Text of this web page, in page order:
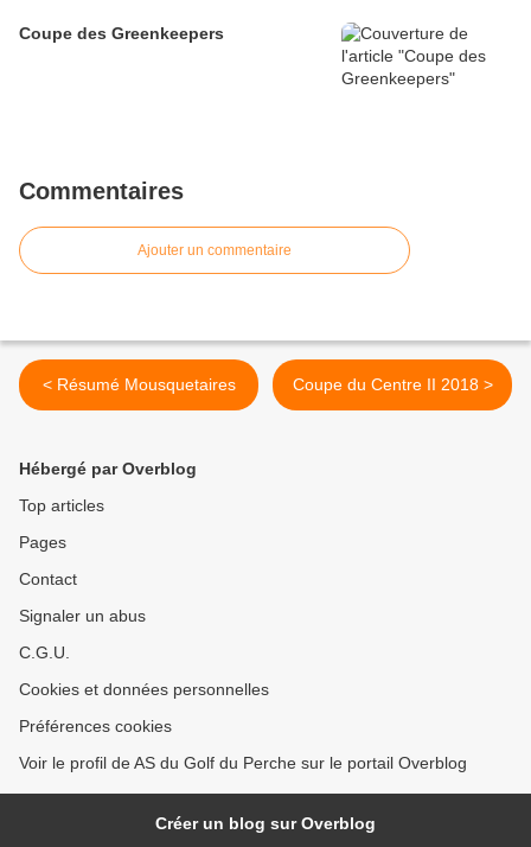
Coupe des Greenkeepers
Commentaires
Ajouter un commentaire
< Résumé Mousquetaires Coupe du Centre II 2018 >
Hébergé par Overblog
Top articles
Pages
Contact
Signaler un abus
C.G.U.
Cookies et données personnelles
Préférences cookies
Voir le profil de AS du Golf du Perche sur le portail Overblog
Créer un blog sur Overblog